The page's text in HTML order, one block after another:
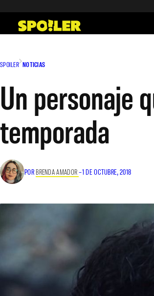
contenido
SPOILER NOTICIAS
Un personaje
temporada
POR BRENDA AMADOR–1 DE OCTUBRE, 2018